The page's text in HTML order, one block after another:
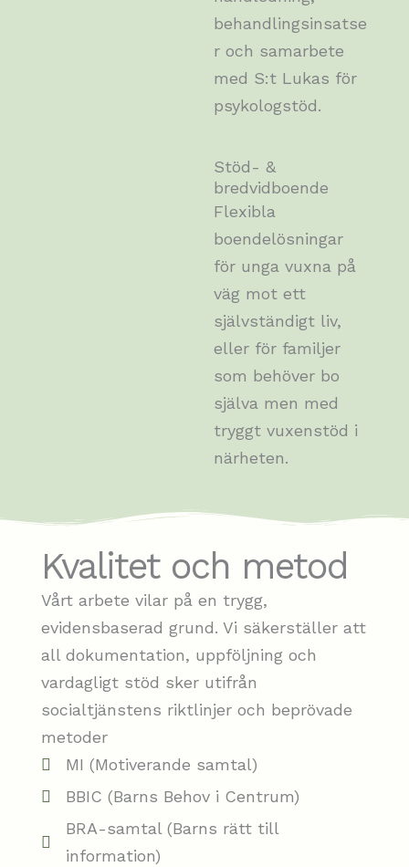
behandlingsinsatse
r och samarbete
med S:t Lukas för
psykologstöd.
Stöd- &
bredvidboende
Flexibla
boendelösningar
för unga vuxna på
väg mot ett
självständigt liv,
eller för familjer
som behöver bo
själva men med
tryggt vuxenstöd i
närheten.
Kvalitet och metod
Vårt arbete vilar på en trygg,
evidensbaserad grund. Vi säkerställer att
all dokumentation, uppföljning och
vardagligt stöd sker utifrån
socialtjänstens riktlinjer och beprövade
metoder
MI (Motiverande samtal)
BBIC (Barns Behov i Centrum)
BRA-samtal (Barns rätt till
information)